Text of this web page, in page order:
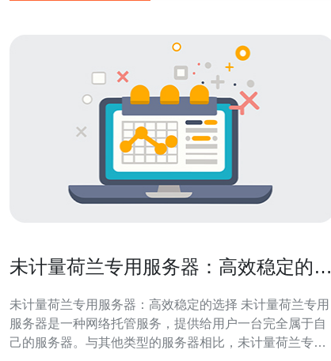
未计量荷兰专用服务器：高效稳定的选
未计量荷兰专用服务器：高效稳定的选择 未计量荷兰专用
服务器是一种网络托管服务，提供给用户一台完全属于自
己的服务器。与其他类型的服务器相比，未计量荷兰专用